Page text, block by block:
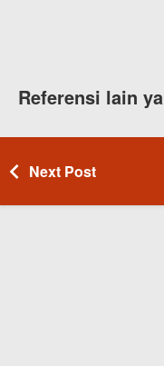
Referensi lain
Next Post